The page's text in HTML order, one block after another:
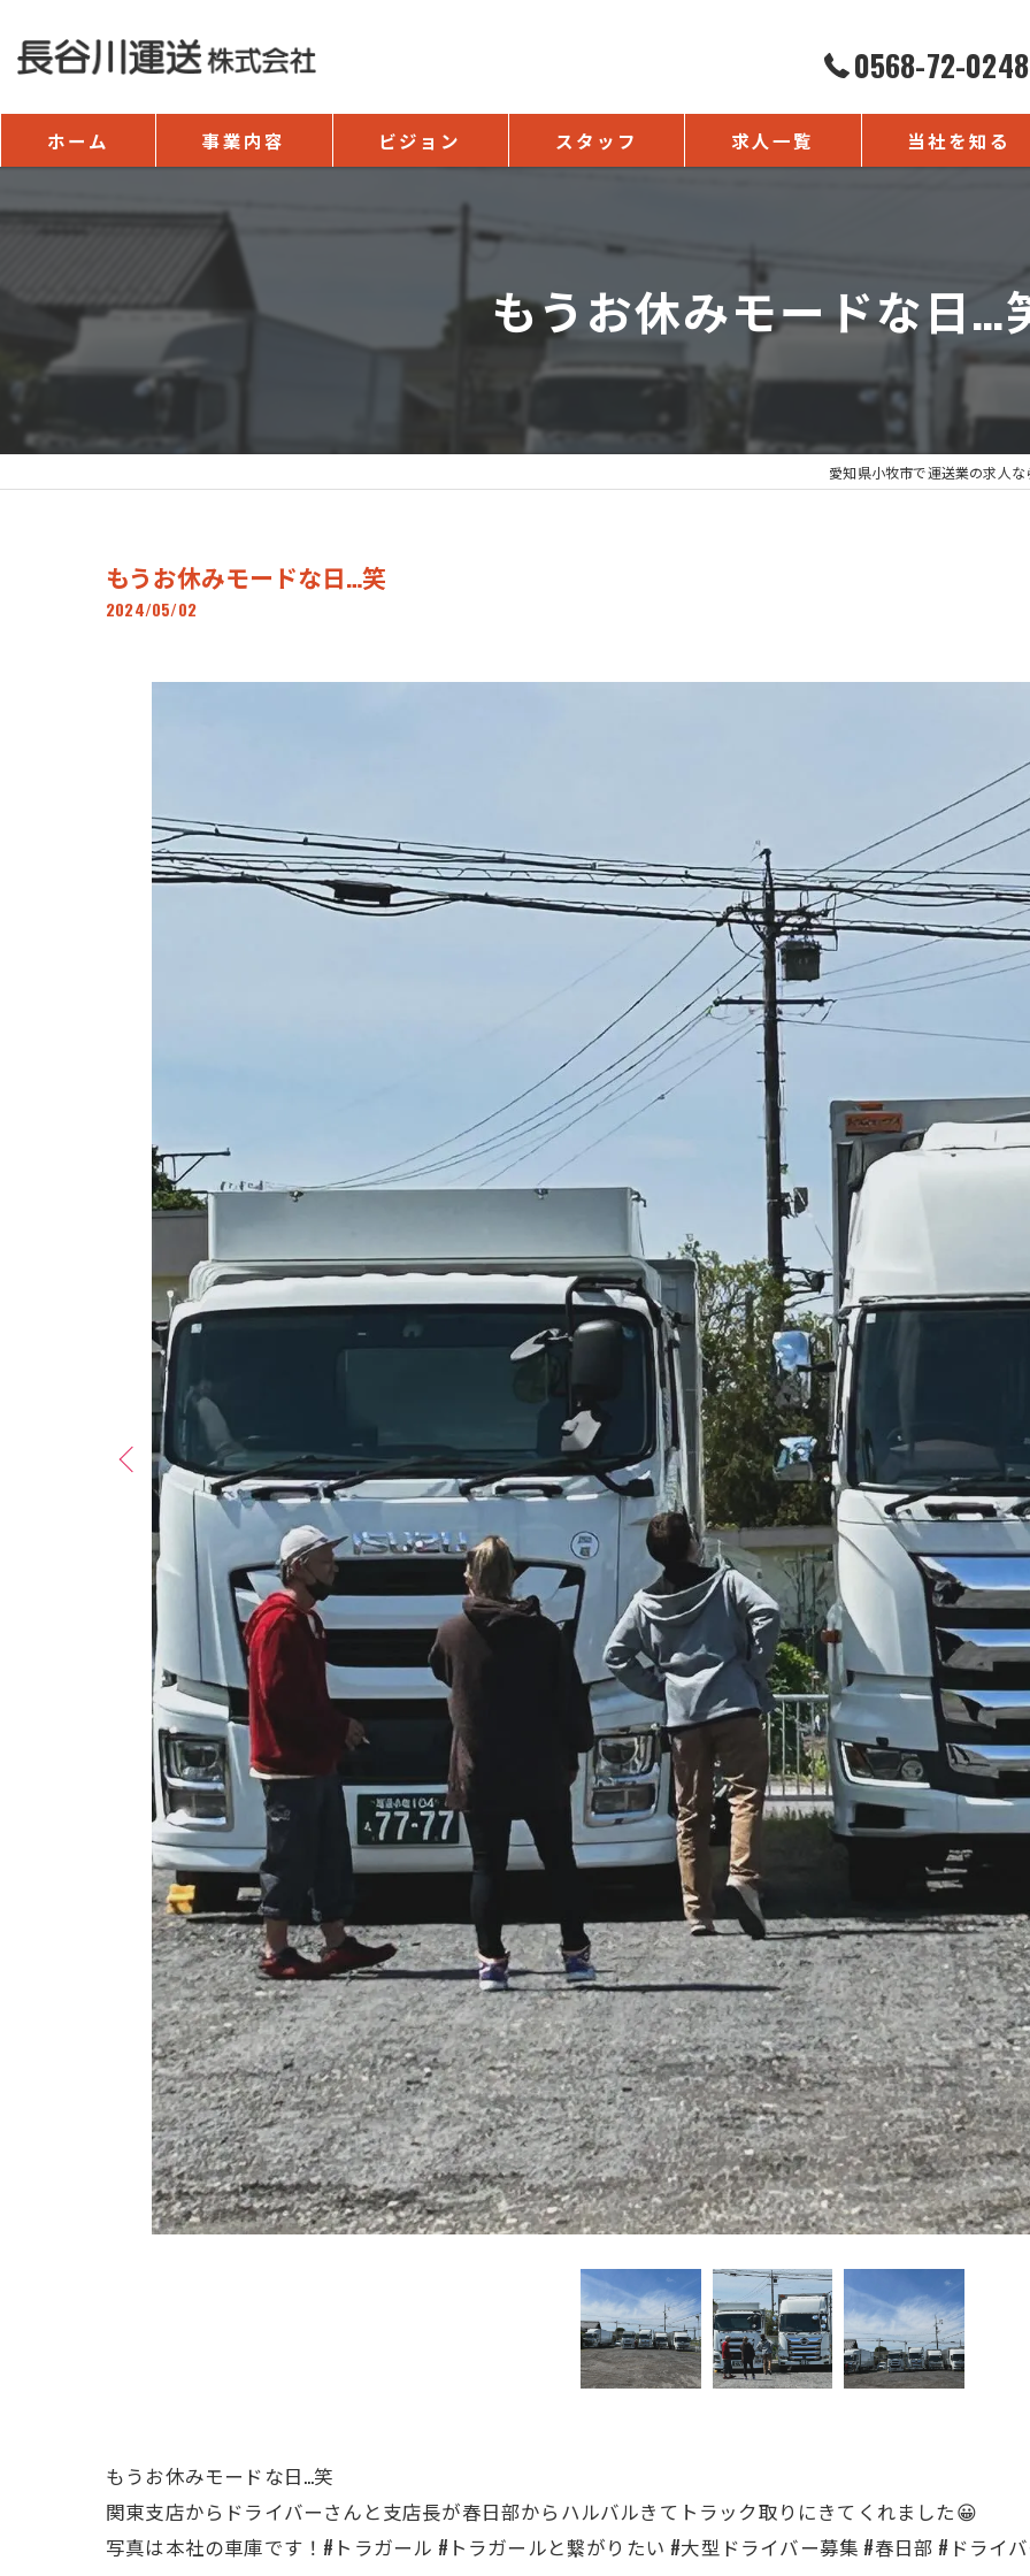
0568-72-0248
ホーム 事業内容 ビジョン スタッフ 求人一覧 当社を知る
転職
ドライバー
経理
もうお休みモードな日…
愛知県小牧市で運送業の求人
もうお休みモードな日…笑
2024/05/02
もうお休みモードな日…笑
関東支店からドライバーさんと支店長が春日部からハルバルきてトラック取りにきてくれました😀
写真は本社の車庫です！#トラガール #トラガールと繋がりたい #大型ドライバー募集 #春日部 #ドライ